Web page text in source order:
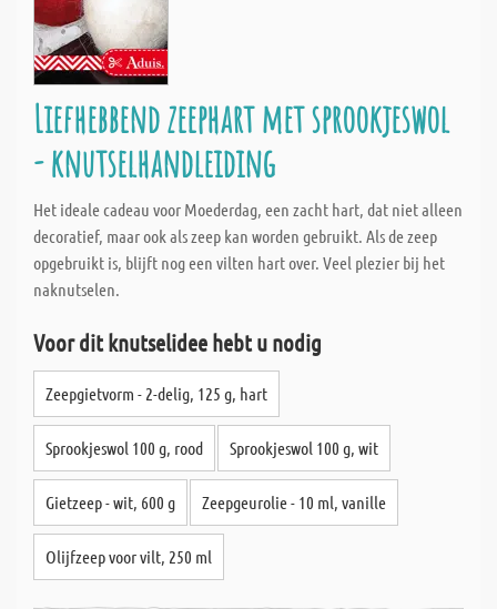
Liefhebbend zeephart met sprookjeswol
- knutselhandleiding
Het ideale cadeau voor Moederdag, een zacht hart, dat niet alleen
decoratief, maar ook als zeep kan worden gebruikt. Als de zeep
opgebruikt is, blijft nog een vilten hart over. Veel plezier bij het
naknutselen.
Voor dit knutselidee hebt u nodig
Zeepgietvorm - 2-delig, 125 g, hart
Sprookjeswol 100 g, rood Sprookjeswol 100 g, wit
Gietzeep - wit, 600 g Zeepgeurolie - 10 ml, vanille
Olijfzeep voor vilt, 250 ml